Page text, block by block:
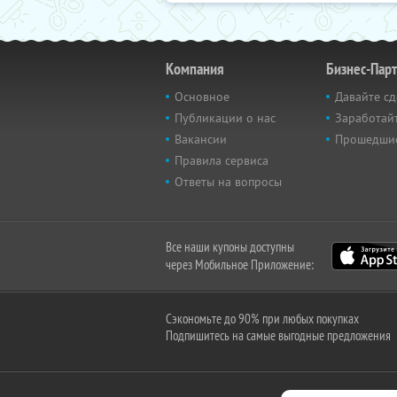
Компания
Основное
Публикации о нас
Вакансии
Правила сервиса
Ответы на вопросы
Бизнес-
Давайте
Все наши купоны доступны
через Мобильное Приложение:
Сэкономьте до 90% при любых покупках
Подпишитесь на самые выгодные предложения